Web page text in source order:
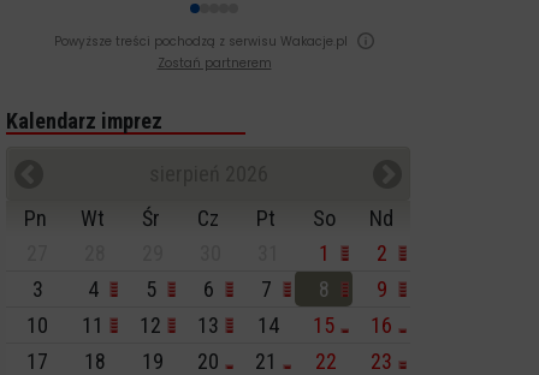
Powyższe treści pochodzą z serwisu Wakacje.pl
Zostań partnerem
Kalendarz imprez
Pn
Wt Śr Cz Pt So
Nd
1
2
3
4 5 6 7 8
9
10
11 12 13 14 15
16
17
18 19 20 21 22
23